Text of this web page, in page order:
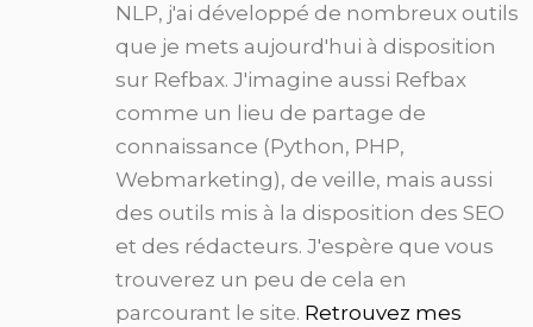
NLP, j'ai développé de nombreux outils
que je mets aujourd'hui à disposition
sur Refbax. J'imagine aussi Refbax
comme un lieu de partage de
connaissance (Python, PHP,
Webmarketing), de veille, mais aussi
des outils mis à la disposition des SEO
et des rédacteurs. J'espère que vous
trouverez un peu de cela en
parcourant le site. Retrouvez mes